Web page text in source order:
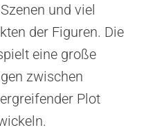
und viel
der Figuren. Die
eine große
zwischen
Plot